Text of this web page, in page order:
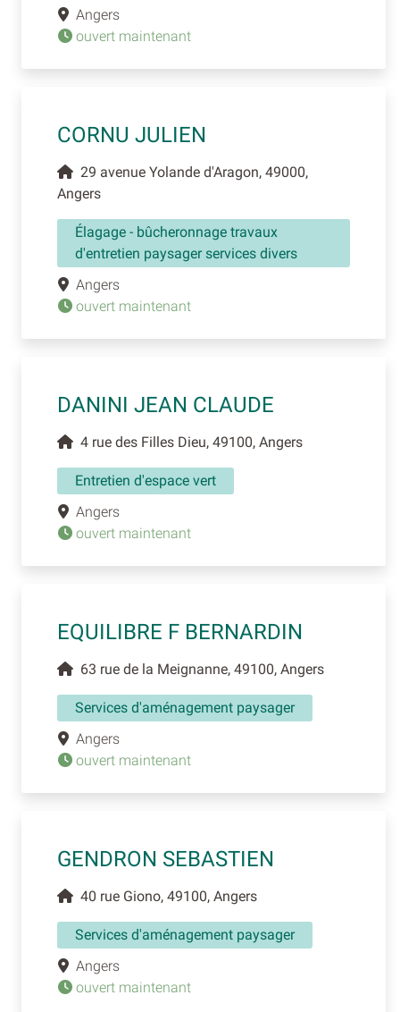
Angers
ouvert maintenant
CORNU JULIEN
29 avenue Yolande d'Aragon, 49000,
Angers
Élagage - bûcheronnage travaux
d'entretien paysager services divers
Angers
ouvert maintenant
DANINI JEAN CLAUDE
4 rue des Filles Dieu, 49100, Angers
Entretien d'espace vert
Angers
ouvert maintenant
EQUILIBRE F BERNARDIN
63 rue de la Meignanne, 49100, Angers
Services d'aménagement paysager
Angers
ouvert maintenant
GENDRON SEBASTIEN
40 rue Giono, 49100, Angers
Services d'aménagement paysager
Angers
ouvert maintenant